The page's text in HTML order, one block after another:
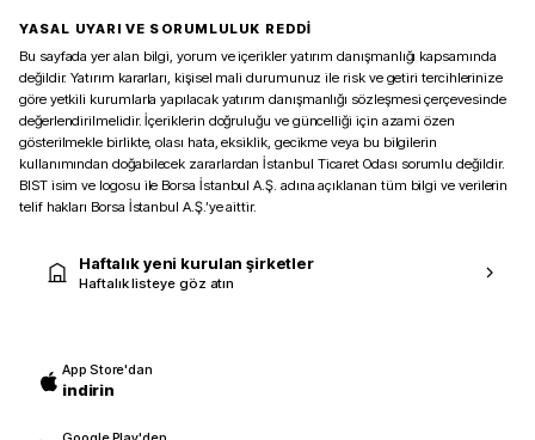
YASAL UYARI VE SORUMLULUK REDDİ
Bu sayfada yer alan bilgi, yorum ve içerikler yatırım danışmanlığı kapsamında
değildir. Yatırım kararları, kişisel mali durumunuz ile risk ve getiri tercihlerinize
göre yetkili kurumlarla yapılacak yatırım danışmanlığı sözleşmesi çerçevesinde
değerlendirilmelidir. İçeriklerin doğruluğu ve güncelliği için azami özen
gösterilmekle birlikte, olası hata, eksiklik, gecikme veya bu bilgilerin
kullanımından doğabilecek zararlardan İstanbul Ticaret Odası sorumlu değildir.
BIST isim ve logosu ile Borsa İstanbul A.Ş. adına açıklanan tüm bilgi ve verilerin
telif hakları Borsa İstanbul A.Ş.’ye aittir.
Haftalık yeni kurulan şirketler
Haftalık listeye göz atın
App Store'dan
indirin